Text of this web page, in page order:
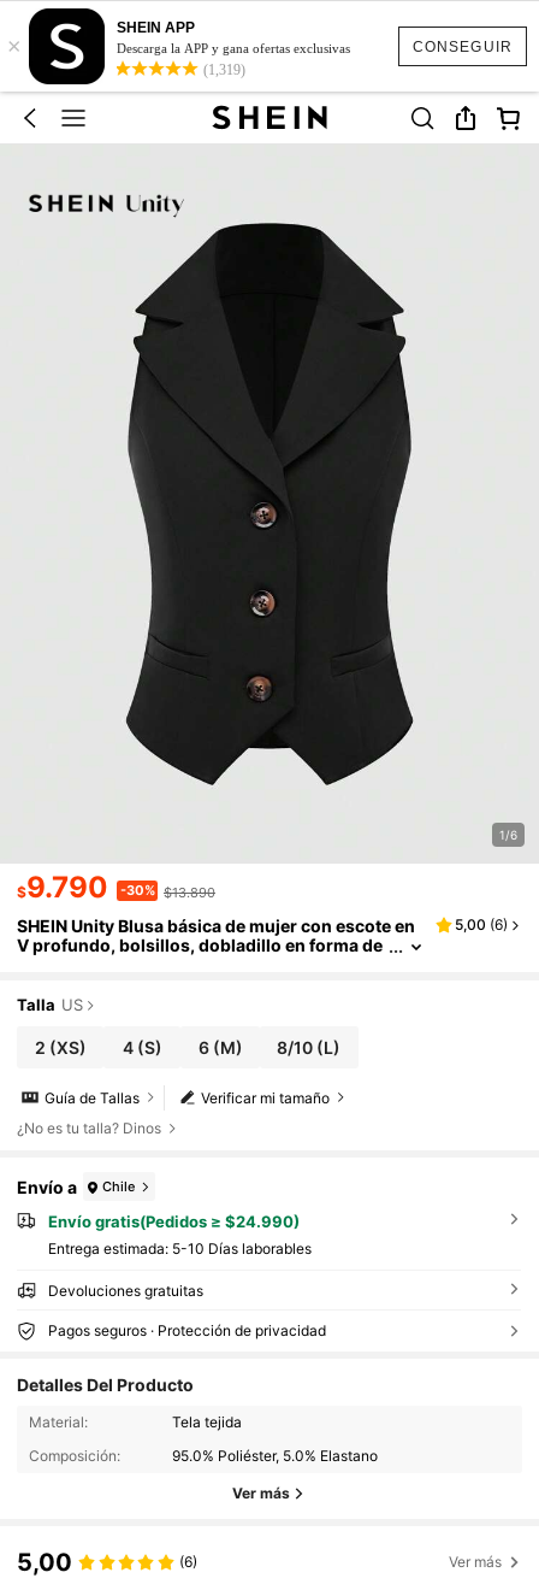
CONSEGUIR
×
SHEIN APP
Descarga la APP y gana ofertas exclusivas
(1,319)
1/6
$9.790 -30% $13.890
SHEIN Unity Blusa básica de mujer con escote en
V profundo, bolsillos, dobladillo en forma de
5,00 (6)
Talla US
2 (XS) 4(S) 6(M) 8/10 (L)
Verificar mi tamaño
Guía de Tallas
¿No es tu talla? Dinos
Envío a Chile
Envío gratis(Pedidos ≥ $24.990)
Entrega estimada: 5-10 Días laborables
Devoluciones gratuitas
Pagos seguros · Protección de privacidad
Detalles Del Producto
Material:
Tela tejida
Composición:
95.0% Poliéster, 5.0% Elastano
Ver más
5,00 (6) Ver más